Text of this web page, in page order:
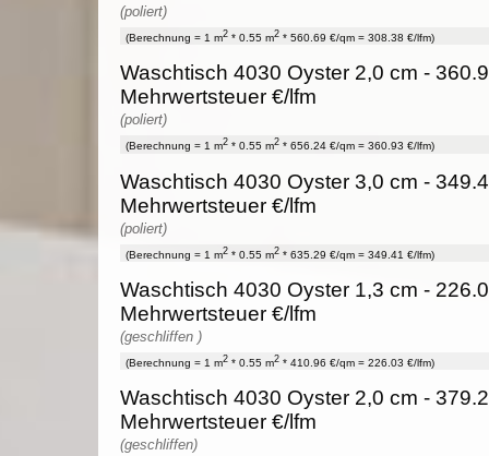
(poliert)
(Berechnung = 1 m2 * 0.55 m2 * 560.69 €/qm = 308.38 €/lfm)
Waschtisch 4030 Oyster 2,0 cm -
Mehrwertsteuer €/lfm
(poliert)
(Berechnung = 1 m2 * 0.55 m2 * 656.24 €/qm = 360.93 €/lfm)
Waschtisch 4030 Oyster 3,0 cm -
Mehrwertsteuer €/lfm
(poliert)
(Berechnung = 1 m2 * 0.55 m2 * 635.29 €/qm = 349.41 €/lfm)
Waschtisch 4030 Oyster 1,3 cm -
Mehrwertsteuer €/lfm
(geschliffen )
(Berechnung = 1 m2 * 0.55 m2 * 410.96 €/qm = 226.03 €/lfm)
Waschtisch 4030 Oyster 2,0 cm -
Mehrwertsteuer €/lfm
(geschliffen)